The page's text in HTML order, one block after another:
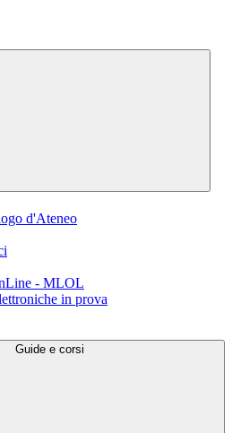
d'Ateneo
- MLOL
in prova
Guide e corsi